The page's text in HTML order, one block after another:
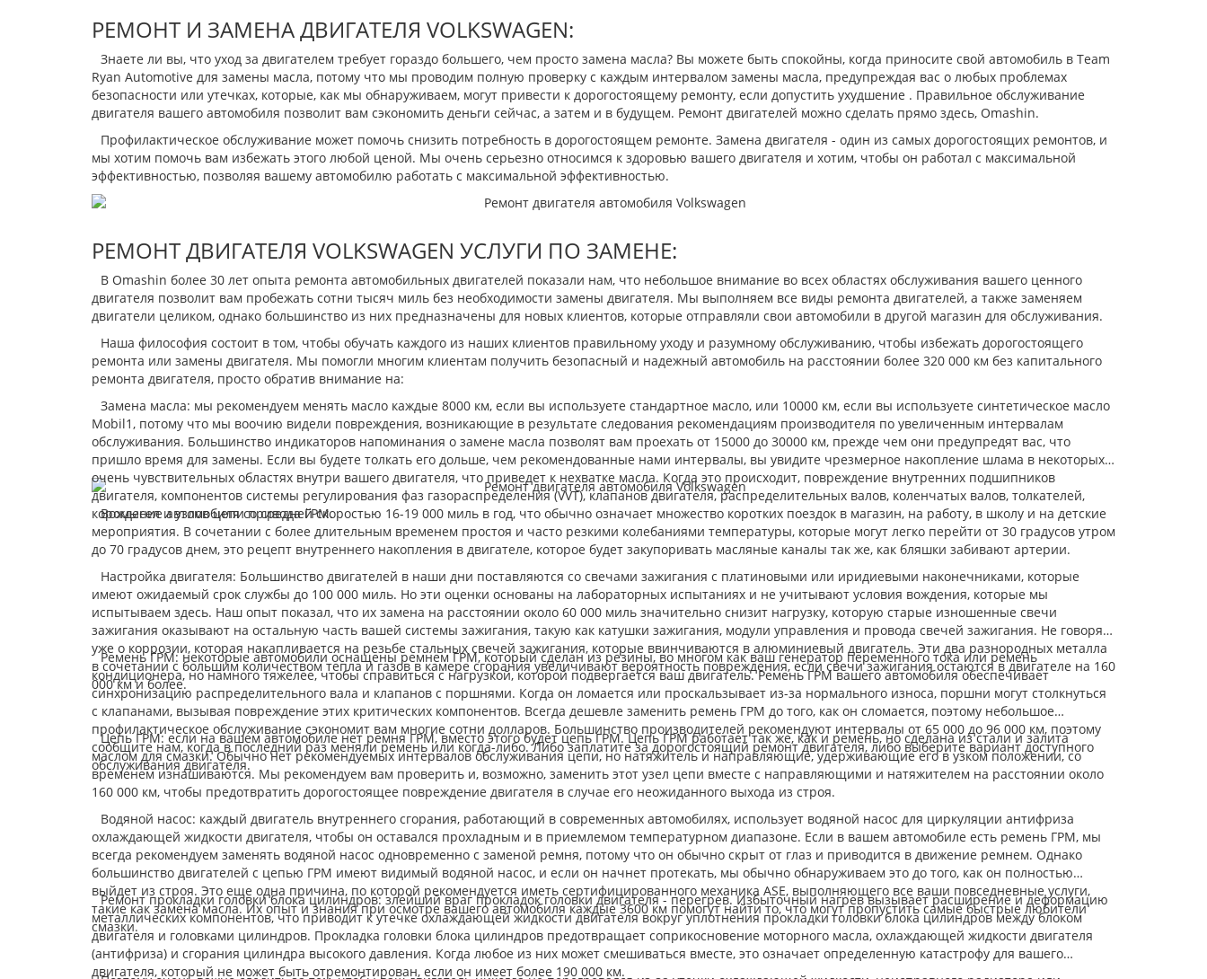
РЕМОНТ И ЗАМЕНА ДВИГАТЕЛЯ VOLKSWAGEN:
Знаете ли вы, что уход за двигателем требует гораздо большего, чем просто замена масла? Вы можете быть спокойны, когда приносите свой автомобиль в Team
Ryan Automotive для замены масла, потому что мы проводим полную проверку с каждым интервалом замены масла, предупреждая вас о любых проблемах
безопасности или утечках, которые, как мы обнаруживаем, могут привести к дорогостоящему ремонту, если допустить ухудшение . Правильное обслуживание
двигателя вашего автомобиля позволит вам сэкономить деньги сейчас, а затем и в будущем. Ремонт двигателей можно сделать прямо здесь, Omashin.
Профилактическое обслуживание может помочь снизить потребность в дорогостоящем ремонте. Замена двигателя - один из самых дорогостоящих ремонтов, и
мы хотим помочь вам избежать этого любой ценой. Мы очень серьезно относимся к здоровью вашего двигателя и хотим, чтобы он работал с максимальной
эффективностью, позволяя вашему автомобилю работать с максимальной эффективностью.
РЕМОНТ ДВИГАТЕЛЯ VOLKSWAGEN УСЛУГИ ПО ЗАМЕНЕ:
В Omashin более 30 лет опыта ремонта автомобильных двигателей показали нам, что небольшое внимание во всех областях обслуживания вашего ценного
двигателя позволит вам пробежать сотни тысяч миль без необходимости замены двигателя. Мы выполняем все виды ремонта двигателей, а также заменяем
двигатели целиком, однако большинство из них предназначены для новых клиентов, которые отправляли свои автомобили в другой магазин для обслуживания.
Наша философия состоит в том, чтобы обучать каждого из наших клиентов правильному уходу и разумному обслуживанию, чтобы избежать дорогостоящего
ремонта или замены двигателя. Мы помогли многим клиентам получить безопасный и надежный автомобиль на расстоянии более 320 000 км без капитального
ремонта двигателя, просто обратив внимание на:
Замена масла: мы рекомендуем менять масло каждые 8000 км, если вы используете стандартное масло, или 10000 км, если вы используете синтетическое масло
Mobil1, потому что мы воочию видели повреждения, возникающие в результате следования рекомендациям производителя по увеличенным интервалам
обслуживания. Большинство индикаторов напоминания о замене масла позволят вам проехать от 15000 до 30000 км, прежде чем они предупредят вас, что
пришло время для замены. Если вы будете толкать его дольше, чем рекомендованные нами интервалы, вы увидите чрезмерное накопление шлама в некоторых
очень чувствительных областях внутри вашего двигателя, что приведет к нехватке масла. Когда это происходит, повреждение внутренних подшипников
двигателя, компонентов системы регулирования фаз газораспределения (VVT), клапанов двигателя, распределительных валов, коленчатых валов, толкателей,
коромысел и узлов цепи привода ГРМ.
Вождение автомобиля со средней скоростью 16-19 000 миль в год, что обычно означает множество коротких поездок в магазин, на работу, в школу и на детские
мероприятия. В сочетании с более длительным временем простоя и часто резкими колебаниями температуры, которые могут легко перейти от 30 градусов утром
до 70 градусов днем, это рецепт внутреннего накопления в двигателе, которое будет закупоривать масляные каналы так же, как бляшки забивают артерии.
Настройка двигателя: Большинство двигателей в наши дни поставляются со свечами зажигания с платиновыми или иридиевыми наконечниками, которые
имеют ожидаемый срок службы до 100 000 миль. Но эти оценки основаны на лабораторных испытаниях и не учитывают условия вождения, которые мы
испытываем здесь. Наш опыт показал, что их замена на расстоянии около 60 000 миль значительно снизит нагрузку, которую старые изношенные свечи
зажигания оказывают на остальную часть вашей системы зажигания, такую ​​как катушки зажигания, модули управления и провода свечей зажигания. Не говоря
уже о коррозии, которая накапливается на резьбе стальных свечей зажигания, которые ввинчиваются в алюминиевый двигатель. Эти два разнородных металла
в сочетании с большим количеством тепла и газов в камере сгорания увеличивают вероятность повреждения, если свечи зажигания остаются в двигателе на 160
000 км и более.
Ремень ГРМ: некоторые автомобили оснащены ремнем ГРМ, который сделан из резины, во многом как ваш генератор переменного тока или ремень
кондиционера, но намного тяжелее, чтобы справиться с нагрузкой, которой подвергается ваш двигатель. Ремень ГРМ вашего автомобиля обеспечивает
синхронизацию распределительного вала и клапанов с поршнями. Когда он ломается или проскальзывает из-за нормального износа, поршни могут столкнуться
с клапанами, вызывая повреждение этих критических компонентов. Всегда дешевле заменить ремень ГРМ до того, как он сломается, поэтому небольшое
профилактическое обслуживание сэкономит вам многие сотни долларов. Большинство производителей рекомендуют интервалы от 65 000 до 96 000 км, поэтому
сообщите нам, когда в последний раз меняли ремень или когда-либо. Либо заплатите за дорогостоящий ремонт двигателя, либо выберите вариант доступного
обслуживания двигателя.
Цепь ГРМ: если на вашем автомобиле нет ремня ГРМ, вместо этого будет цепь ГРМ. Цепь ГРМ работает так же, как и ремень, но сделана из стали и залита
маслом для смазки. Обычно нет рекомендуемых интервалов обслуживания цепи, но натяжитель и направляющие, удерживающие его в узком положении, со
временем изнашиваются. Мы рекомендуем вам проверить и, возможно, заменить этот узел цепи вместе с направляющими и натяжителем на расстоянии около
160 000 км, чтобы предотвратить дорогостоящее повреждение двигателя в случае его неожиданного выхода из строя.
Водяной насос: каждый двигатель внутреннего сгорания, работающий в современных автомобилях, использует водяной насос для циркуляции антифриза
охлаждающей жидкости двигателя, чтобы он оставался прохладным и в приемлемом температурном диапазоне. Если в вашем автомобиле есть ремень ГРМ, мы
всегда рекомендуем заменять водяной насос одновременно с заменой ремня, потому что он обычно скрыт от глаз и приводится в движение ремнем. Однако
большинство двигателей с цепью ГРМ имеют видимый водяной насос, и если он начнет протекать, мы обычно обнаруживаем это до того, как он полностью
выйдет из строя. Это еще одна причина, по которой рекомендуется иметь сертифицированного механика ASE, выполняющего все ваши повседневные услуги,
такие как замена масла. Их опыт и знания при осмотре вашего автомобиля каждые 3600 км помогут найти то, что могут пропустить самые быстрые любители
смазки.
Ремонт прокладки головки блока цилиндров: злейший враг прокладок головки двигателя - перегрев. Избыточный нагрев вызывает расширение и деформацию
металлических компонентов, что приводит к утечке охлаждающей жидкости двигателя вокруг уплотнения прокладки головки блока цилиндров между блоком
двигателя и головками цилиндров. Прокладка головки блока цилиндров предотвращает соприкосновение моторного масла, охлаждающей жидкости двигателя
(антифриза) и сгорания цилиндра высокого давления. Когда любое из них может смешиваться вместе, это означает определенную катастрофу для вашего
двигателя, который не может быть отремонтирован, если он имеет более 190 000 км.